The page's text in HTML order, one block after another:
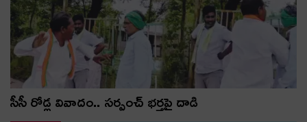
సీసీ రోడ్ల వివాదం.. స‌ర్పంచ్ భ‌ర్త‌పై దాడి